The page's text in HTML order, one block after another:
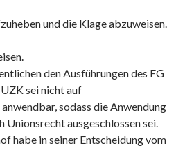
und die Klage abzuweisen.
den Ausführungen des FG
sei nicht auf
sodass die Anwendung
Unionsrecht ausgeschlossen sei.
habe in seiner Entscheidung vom